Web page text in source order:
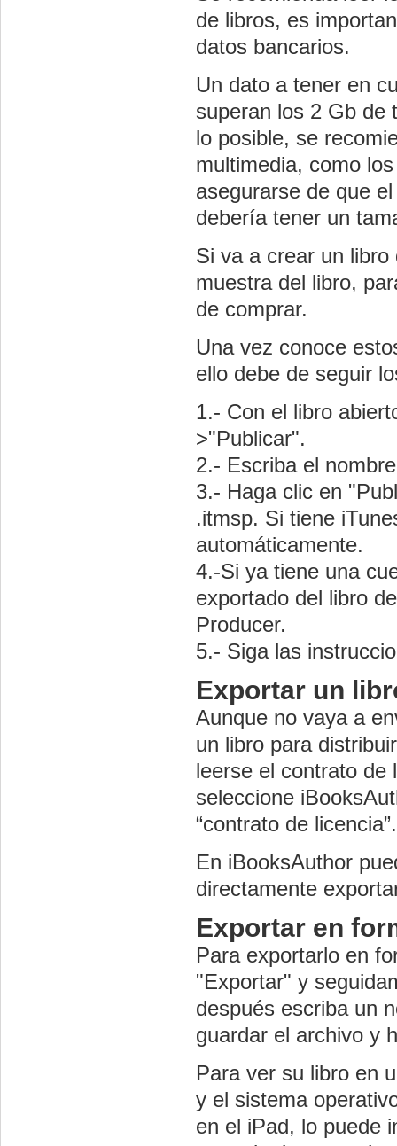
de libros, es
datos bancarios.
Un dato a tener en
superan los 2 Gb de
lo posible, se
multimedia, como
asegurarse de que
debería tener un
Si va a crear un
muestra del libro,
de comprar.
Una vez conoce
ello debe de seguir
1.- Con el libro
>"Publicar".
2.- Escriba el
3.- Haga clic en
.itmsp. Si tiene
automáticamente.
4.-Si ya tiene una
exportado del libro
Producer.
5.- Siga las
Exportar un
Aunque no vaya a
un libro para
leerse el contrato de
seleccione
“contrato de licencia”.
En iBooksAuthor
directamente
Exportar en
Para exportarlo en
"Exportar" y
después escriba un
guardar el archivo y
Para ver su libro en
y el sistema
en el iPad, lo puede